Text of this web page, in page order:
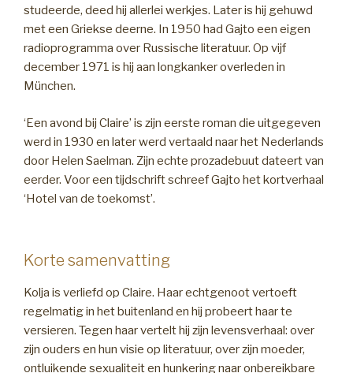
studeerde, deed hij allerlei werkjes. Later is hij gehuwd
met een Griekse deerne. In 1950 had Gajto een eigen
radioprogramma over Russische literatuur. Op vijf
december 1971 is hij aan longkanker overleden in
München.
‘Een avond bij Claire’ is zijn eerste roman die uitgegeven
werd in 1930 en later werd vertaald naar het Nederlands
door Helen Saelman. Zijn echte prozadebuut dateert van
eerder. Voor een tijdschrift schreef Gajto het kortverhaal
‘Hotel van de toekomst’.
Korte samenvatting
Kolja is verliefd op Claire. Haar echtgenoot vertoeft
regelmatig in het buitenland en hij probeert haar te
versieren. Tegen haar vertelt hij zijn levensverhaal: over
zijn ouders en hun visie op literatuur, over zijn moeder,
ontluikende sexualiteit en hunkering naar onbereikbare